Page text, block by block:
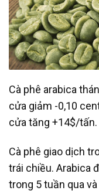
Cà phê arabica
cửa giảm -0,10
cửa tăng +14$/tấn.
Cà phê giao dịch
trái chiều. Arabica
trong 5 tuần qua